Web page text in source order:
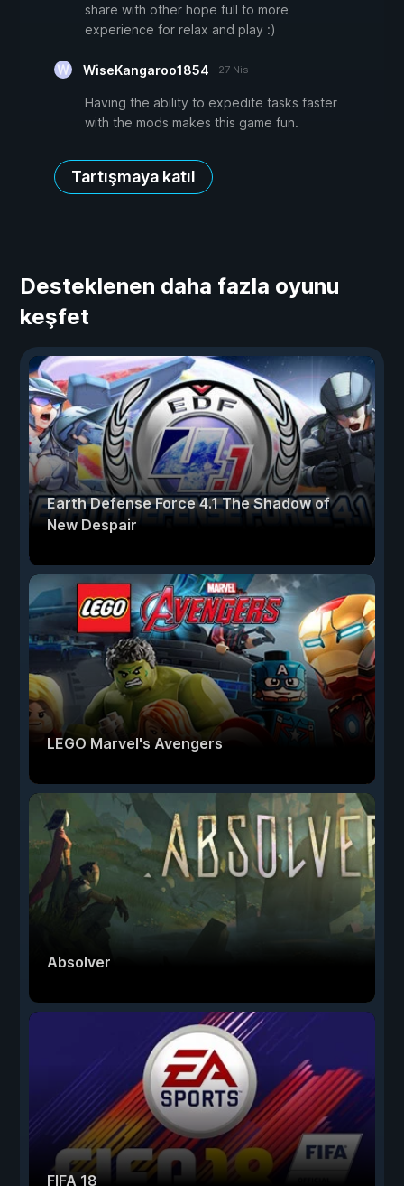
share with other hope full to more
experience for relax and play :)
WiseKangaroo1854 27 Nis
Having the ability to expedite tasks faster
with the mods makes this game fun.
Tartışmaya katıl
Desteklenen daha fazla oyunu
keşfet
Earth Defense Force 4.1 The Shadow of
New Despair
LEGO Marvel's Avengers
Absolver
FIFA 18